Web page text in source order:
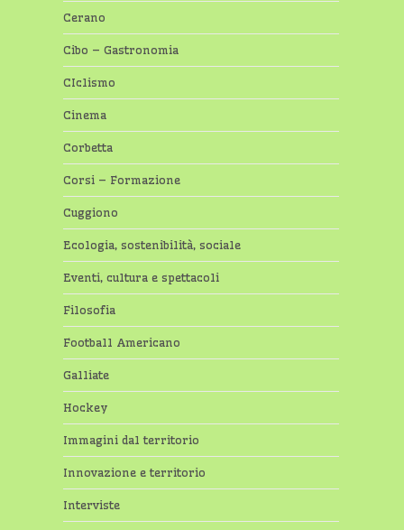
Cerano
Cibo – Gastronomia
CIclismo
Cinema
Corbetta
Corsi – Formazione
Cuggiono
Ecologia, sostenibilità, sociale
Eventi, cultura e spettacoli
Filosofia
Football Americano
Galliate
Hockey
Immagini dal territorio
Innovazione e territorio
Interviste